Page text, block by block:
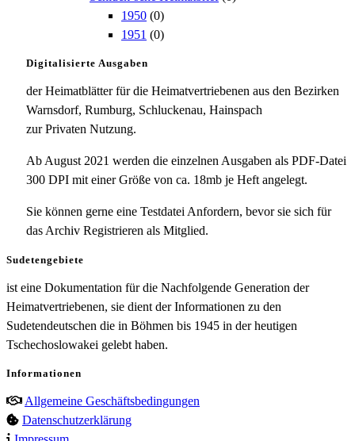
1950 (0)
1951 (0)
Digitalisierte Ausgaben
der Heimatblätter für die Heimatvertriebenen aus den Bezirken
Warnsdorf, Rumburg, Schluckenau, Hainspach
zur Privaten Nutzung.
Ab August 2021 werden die einzelnen Ausgaben als PDF-Datei
300 DPI mit einer Größe von ca. 18mb je Heft angelegt.
Sie können gerne eine Testdatei Anfordern, bevor sie sich für
das Archiv Registrieren als Mitglied.
Sudetengebiete
ist eine Dokumentation für die Nachfolgende Generation der
Heimatvertriebenen, sie dient der Informationen zu den
Sudetendeutschen die in Böhmen bis 1945 in der heutigen
Tschechoslowakei gelebt haben.
Informationen
Allgemeine Geschäftsbedingungen
Datenschutzerklärung